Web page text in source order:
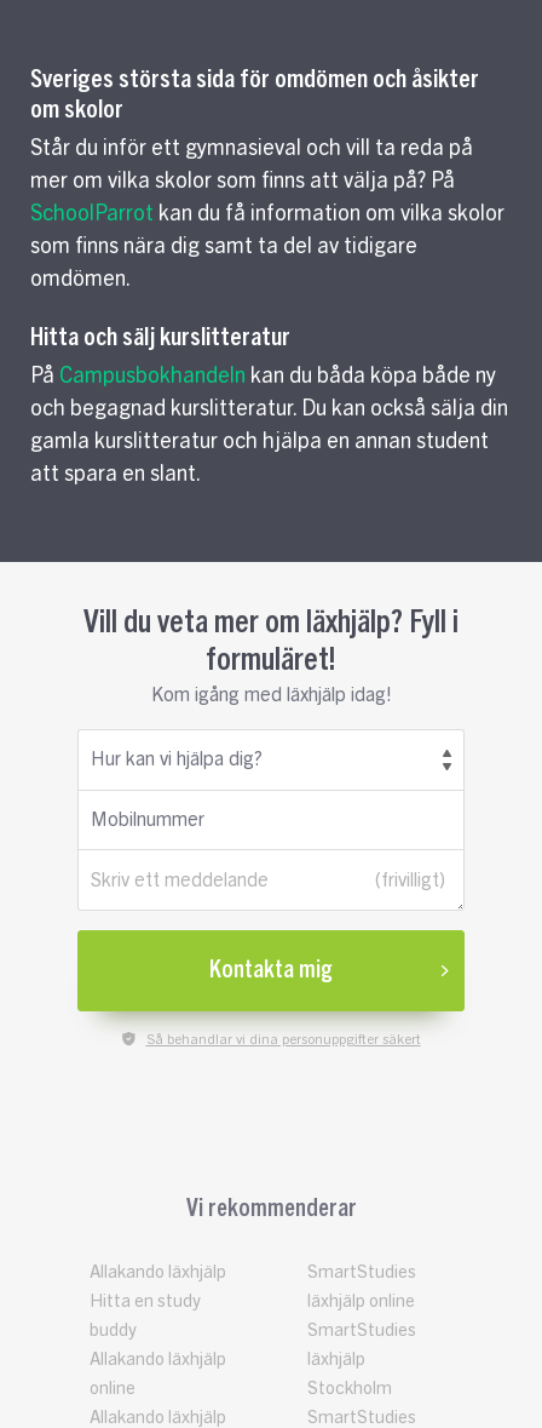
Sveriges största sida för omdömen och åsikter
om skolor
Står du inför ett gymnasieval och vill ta reda på
mer om vilka skolor som finns att välja på? På
SchoolParrot kan du få information om vilka skolor
som finns nära dig samt ta del av tidigare
omdömen.
Hitta och sälj kurslitteratur
På Campusbokhandeln kan du båda köpa både ny
och begagnad kurslitteratur. Du kan också sälja din
gamla kurslitteratur och hjälpa en annan student
att spara en slant.
Vill du veta mer om läxhjälp? Fyll i
formuläret!
Kom igång med läxhjälp idag!
Hur kan vi hjälpa dig?
Mobilnummer
Skriv ett meddelande
Kontakta mig
Så behandlar vi dina personuppgifter säkert
Vi rekommenderar
Allakando läxhjälp
Hitta en study
buddy
Allakando läxhjälp
online
Allakando läxhjälp
SmartStudies
läxhjälp online
SmartStudies
läxhjälp
Stockholm
SmartStudies